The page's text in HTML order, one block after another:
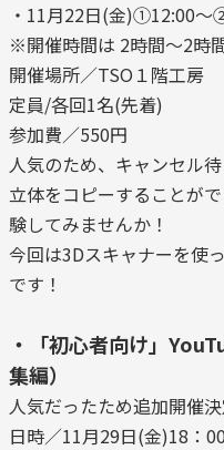
・11月22日(金)①12:00～
※開催時間は 2時間～2時
開催場所／TSO１階工房
定員/各回1名(先着)
参加費／550円
人気のため、キャンセル
立体をコピーすることが
験してみませんか！
今回は3Dスキャナーを使
です！
・「初心者向け」
集編）
人気だったため追加開催決
日時／11月29日(金)18：